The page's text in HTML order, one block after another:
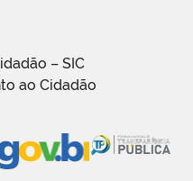
– SIC
ao Cidadão